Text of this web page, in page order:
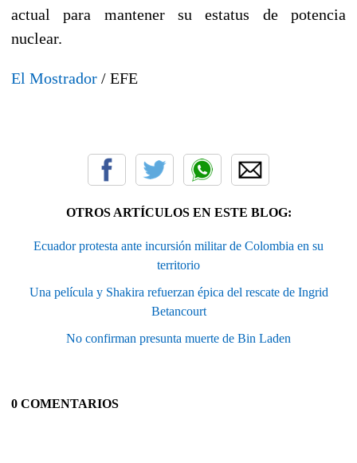
actual para mantener su estatus de potencia
nuclear.
El Mostrador / EFE
OTROS ARTÍCULOS EN ESTE BLOG:
Ecuador protesta ante incursión militar de Colombia en su
territorio
Una película y Shakira refuerzan épica del rescate de Ingrid
Betancourt
No confirman presunta muerte de Bin Laden
0 COMENTARIOS